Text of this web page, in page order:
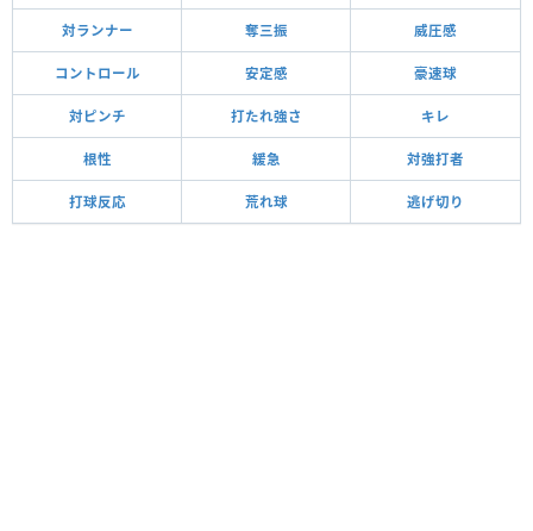
対ランナー 奪三振 威圧感
コントロール 安定感 豪速球
対ピンチ 打たれ強さ キレ
根性 緩急 対強打者
打球反応 荒れ球 逃げ切り